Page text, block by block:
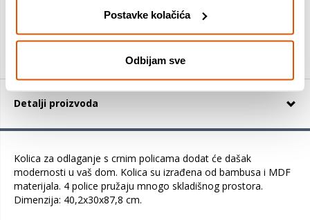
Postavke kolačića
Odbijam sve
KUPITE ODMAH
Usporedite proizvod
Detalji proizvoda
Kolica za odlaganje s crnim policama dodat će dašak
modernosti u vaš dom. Kolica su izrađena od bambusa i MDF
materijala. 4 police pružaju mnogo skladišnog prostora.
Dimenzija: 40,2x30x87,8 cm.